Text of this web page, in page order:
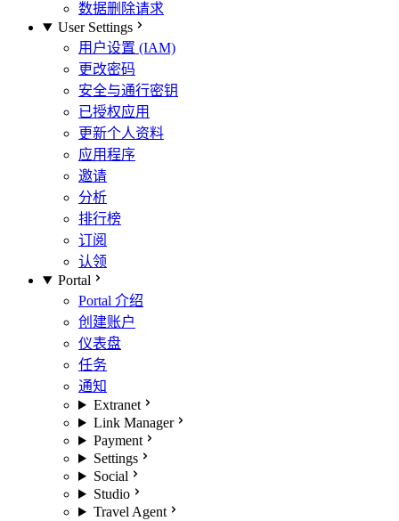
数据删除请求
User Settings
用户设置 (IAM)
更改密码
安全与通行密钥
已授权应用
更新个人资料
应用程序
邀请
分析
排行榜
订阅
认领
Portal
Portal 介绍
创建账户
仪表盘
任务
通知
Extranet
Link Manager
Payment
Settings
Social
Studio
Travel Agent